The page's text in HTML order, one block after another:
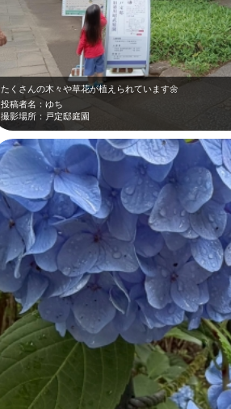
たくさんの木々や草花が植えられています🌼
投稿者名：ゆち
撮影場所：戸定邸庭園